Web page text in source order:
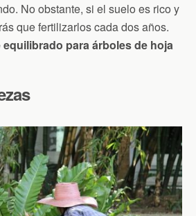
No obstante, si el suelo es rico y
que fertilizarlos cada dos años.
equilibrado para árboles de hoja